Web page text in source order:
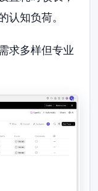
认知负荷。
求多样但专业